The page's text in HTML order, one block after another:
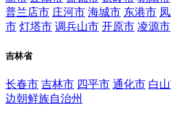
普兰店市 庄河市 海城市 东港市
市 灯塔市 调兵山市 开原市 凌源市
吉林省
长春市 吉林市 四平市 通化市 白
边朝鲜族自治州